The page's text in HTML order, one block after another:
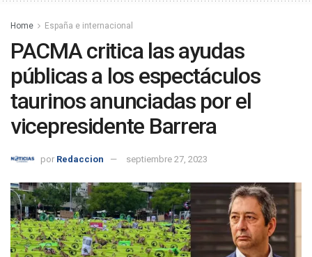
Home España e internacional
PACMA critica las ayudas
públicas a los espectáculos
taurinos anunciadas por el
vicepresidente Barrera
por Redaccion septiembre 27, 2023